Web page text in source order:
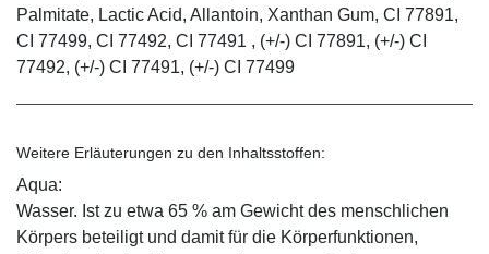
Palmitate, Lactic Acid, Allantoin, Xanthan Gum, CI 77891,
CI 77499, CI 77492, CI 77491 , (+/-) CI 77891, (+/-) CI
77492, (+/-) CI 77491, (+/-) CI 77499
Weitere Erläuterungen zu den Inhaltsstoffen:
Aqua:
Wasser. Ist zu etwa 65 % am Gewicht des menschlichen
Körpers beteiligt und damit für die Körperfunktionen,